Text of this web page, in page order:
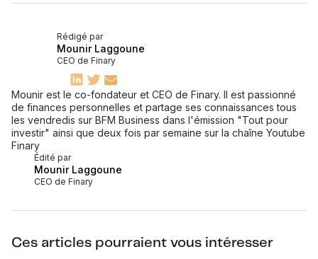
Édité par
Mounir Laggoune
CEO de Finary
Rédigé par
Mounir Laggoune
CEO de Finary
Mounir est le co-fondateur et CEO de Finary. Il est passionné
de finances personnelles et partage ses connaissances tous
les vendredis sur BFM Business dans l'émission "Tout pour
investir" ainsi que deux fois par semaine sur la chaîne Youtube
Finary
Ces articles pourraient vous intéresser